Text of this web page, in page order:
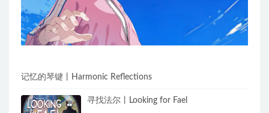
记忆的琴键丨Harmonic Reflections
寻找法尔丨Looking for Fael